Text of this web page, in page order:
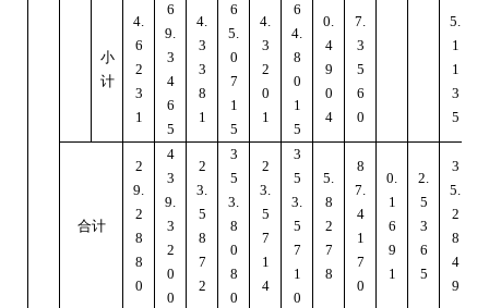
小
计
4.
6
2
3
1
6
9.
3
4
6
5
4.
3
3
8
1
6
5.
0
7
1
5
4.
3
2
0
1
6
4.
8
0
1
5
0.
4
9
0
4
7.
3
5
6
0
5.
1
1
3
5
合计
2
9.
2
8
8
0
4
3
9.
3
2
0
0
2
3.
5
8
7
2
3
5
3.
8
0
8
0
2
3.
5
7
1
4
3
5
3.
5
7
1
0
5.
8
2
7
8
8
7.
4
1
7
0
0.
1
6
9
1
2.
5
3
6
5
3
5.
2
8
4
9